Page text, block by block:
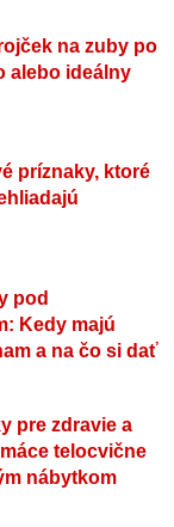
na zuby po
alebo ideálny
príznaky, ktoré
pod
Kedy majú
a na čo si dať
pre zdravie a
telocvične
nábytkom